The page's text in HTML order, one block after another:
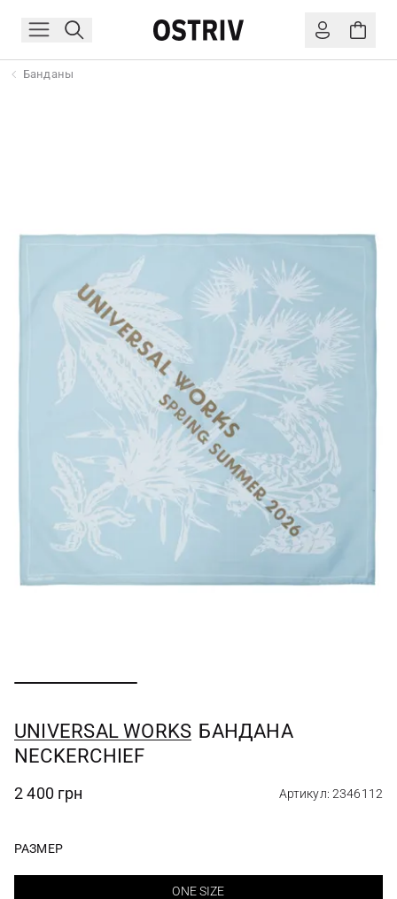
Банданы
UNIVERSAL WORKS БАНДАНА
NECKERCHIEF
2 400 грн Артикул: 2346112
РАЗМЕР
ONE SIZE